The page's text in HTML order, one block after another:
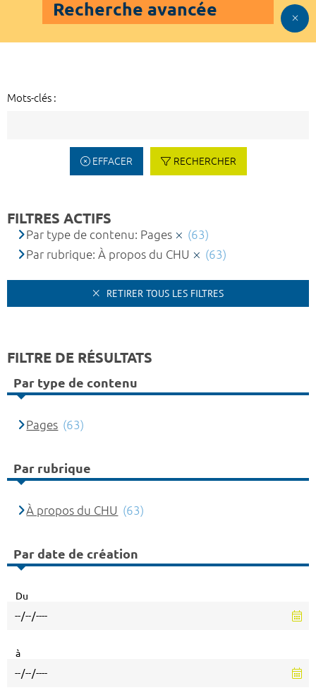
Recherche avancée
Mots-clés :
EFFACER RECHERCHER
FILTRES ACTIFS
Par type de contenu: Pages
(63)
Par rubrique: À propos du CHU
(63)
RETIRER TOUS LES FILTRES
FILTRE DE RÉSULTATS
Par type de contenu
Pages (63)
Par rubrique
À propos du CHU (63)
Par date de création
Du
à